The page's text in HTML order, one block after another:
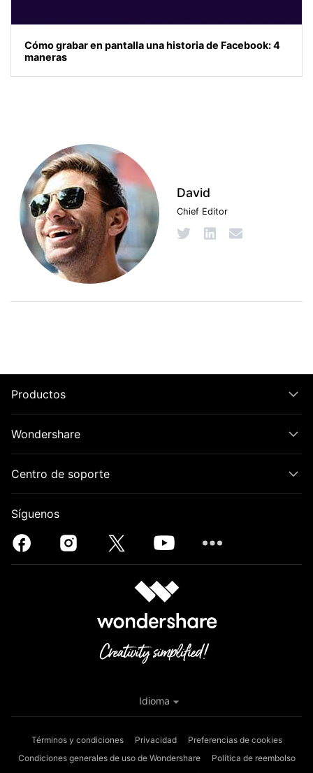
Cómo grabar en pantalla una historia de Facebook: 4
maneras
David
Chief Editor
Productos
Wondershare
Centro de soporte
Síguenos
Términos y condiciones Privacidad
Preferencias de cookies
Condiciones generales de uso de Wondershare
Política de reembolso
Idioma